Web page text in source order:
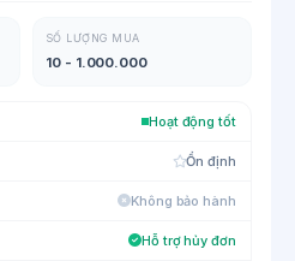
SỐ LƯỢNG MUA
10 - 1.000.000
Hoạt động tốt
Ổn định
Không bảo hành
Hỗ trợ hủy đơn